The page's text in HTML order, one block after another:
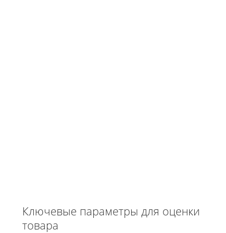
Ключевые параметры для оценки
товара